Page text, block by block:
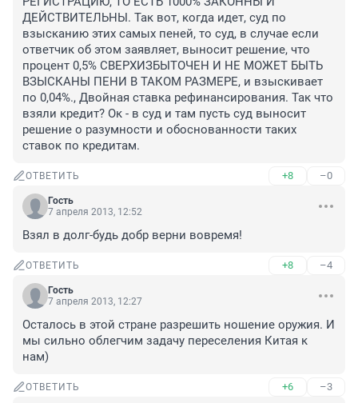
ДЕЙСТВИТЕЛЬНЫ. Так вот, когда идет, суд по
взысканию этих самых пеней, то суд, в случае если
ответчик об этом заявляет, выносит решение, что
процент 0,5% СВЕРХИЗБЫТОЧЕН И НЕ МОЖЕТ БЫТЬ
ВЗЫСКАНЫ ПЕНИ В ТАКОМ РАЗМЕРЕ, и взыскивает
по 0,04%., Двойная ставка рефинансирования. Так что
взяли кредит? Ок - в суд и там пусть суд выносит
решение о разумности и обоснованности таких
ставок по кредитам.
ОТВЕТИТЬ +8 –0
Гость
7 апреля 2013, 12:52
Взял в долг-будь добр верни вовремя!
ОТВЕТИТЬ +8 –4
Гость
7 апреля 2013, 12:27
Осталось в этой стране разрешить ношение оружия. И
мы сильно облегчим задачу переселения Китая к
нам)
ОТВЕТИТЬ +6 –3